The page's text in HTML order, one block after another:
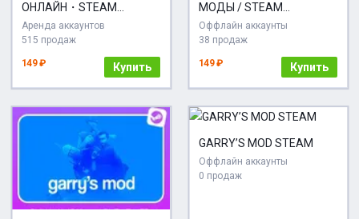
ОНЛАЙН・STEAM
АККАУНТ
Аренда аккаунтов
515 продаж
149 ₽ Купить
МОДЫ / STEAM
ОФФЛАЙН АККАУНТ
Оффлайн аккаунты
38 продаж
149 ₽ Купить
GARRY’S MOD STEAM
Оффлайн аккаунты
0 продаж